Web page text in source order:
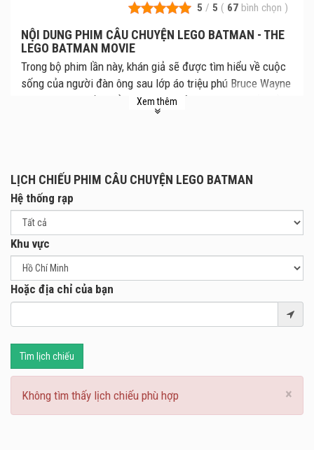
5 / 5 ( 67 bình chọn )
NỘI DUNG PHIM CÂU CHUYỆN LEGO BATMAN - THE
LEGO BATMAN MOVIE
Trong bộ phim lần này, khán giả sẽ được tìm hiểu về cuộc
sống của người đàn ông sau lớp áo triệu phú Bruce Wayne
hay áo choàng đen của Batman. Nhờ sự nghiêm khắc của
người cộng sự Alfred, Bruce phải trở thành một người
lối làm việc đơn độc, học cách hợp tác với Robin và lực
lượng cảnh sát, đứng đầu là Uỷ viên Gordon.
Xem thêm
LỊCH CHIẾU PHIM CÂU CHUYỆN LEGO BATMAN
Hệ thống rạp
Khu vực
Hoặc địa chỉ của bạn
Tìm lịch chiếu
×
Không tìm thấy lịch chiếu phù hợp